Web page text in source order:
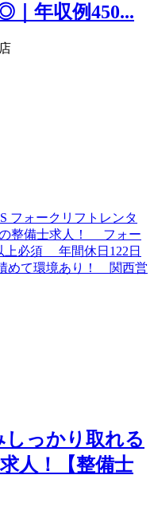
｜年収例450...
っかり取れる
人！【整備士